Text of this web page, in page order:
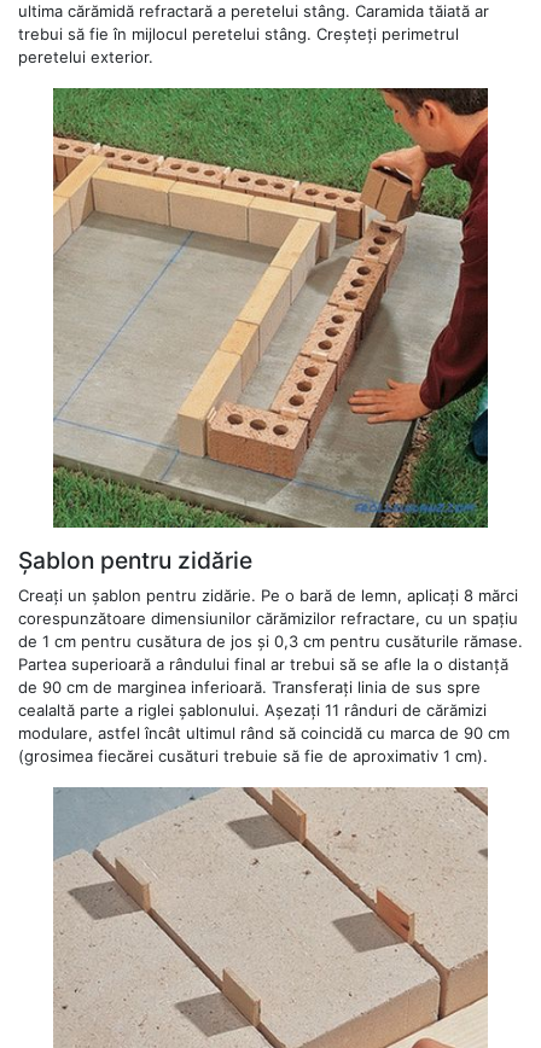
ultima cărămidă refractară a peretelui stâng. Caramida tăiată ar
trebui să fie în mijlocul peretelui stâng. Creșteți perimetrul
peretelui exterior.
Șablon pentru zidărie
Creați un șablon pentru zidărie. Pe o bară de lemn, aplicați 8 mărci
corespunzătoare dimensiunilor cărămizilor refractare, cu un spațiu
de 1 cm pentru cusătura de jos și 0,3 cm pentru cusăturile rămase.
Partea superioară a rândului final ar trebui să se afle la o distanță
de 90 cm de marginea inferioară. Transferați linia de sus spre
cealaltă parte a riglei șablonului. Așezați 11 rânduri de cărămizi
modulare, astfel încât ultimul rând să coincidă cu marca de 90 cm
(grosimea fiecărei cusături trebuie să fie de aproximativ 1 cm).